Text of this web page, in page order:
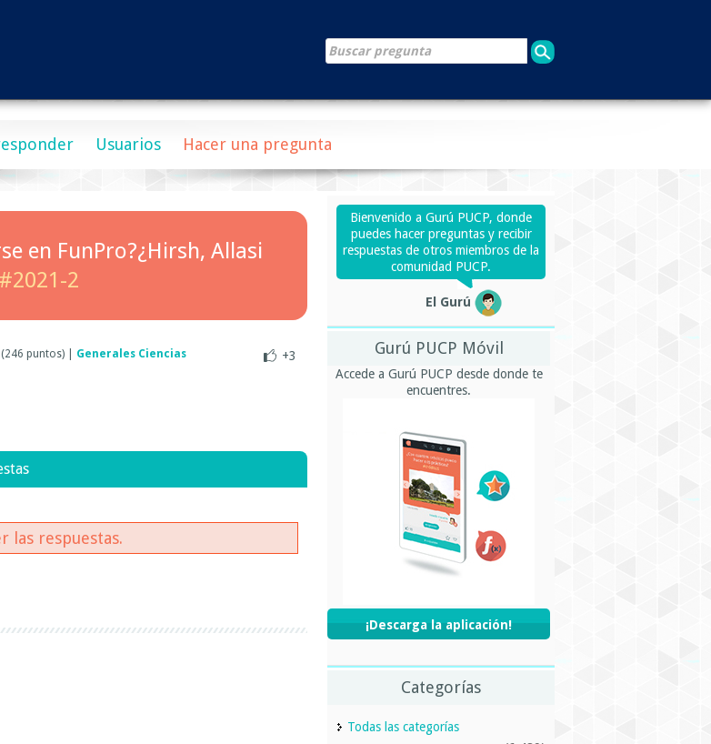
Usuarios Hacer una pregunta
en FunPro?¿Hirsh, Allasi
#2021-2
+3
(246 puntos)
Generales Ciencias
las respuestas.
Bienvenido a Gurú PUCP, donde
puedes hacer preguntas y recibir
respuestas de otros miembros de la
comunidad PUCP.
El Gurú
Gurú PUCP Móvil
Accede a Gurú PUCP desde donde te
encuentres.
¡Descarga la aplicación!
Categorías
Todas las categorías